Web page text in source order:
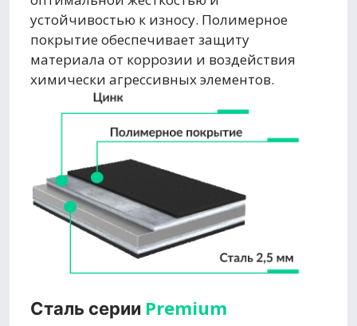
устойчивостью к износу. Полимерное
покрытие обеспечивает защиту
материала от коррозии и воздействия
химически агрессивных элементов.
Сталь серии Premium